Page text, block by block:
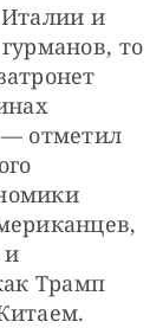
и
то
— отметил
и
Трамп